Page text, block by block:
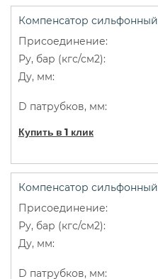
Компенсатор сильфонный
Купить в 1 клик
Компенсатор сильфонный